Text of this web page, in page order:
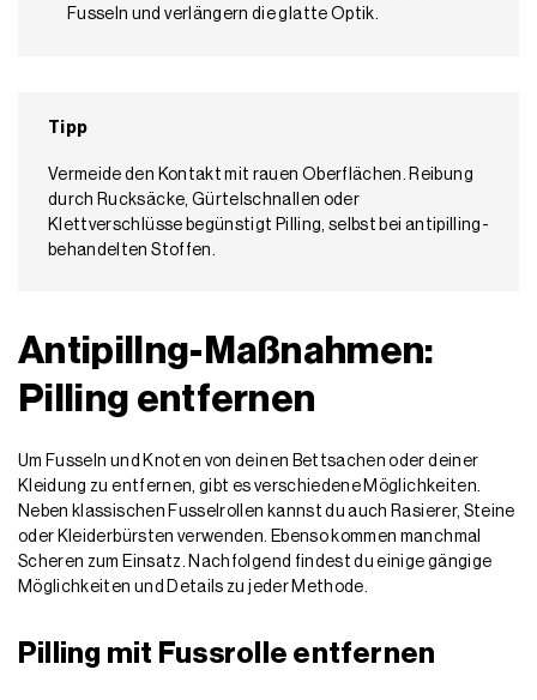
Fusseln und verlängern die glatte Optik.
Tipp
Vermeide den Kontakt mit rauen Oberflächen. Reibung
durch Rucksäcke, Gürtelschnallen oder
Klettverschlüsse begünstigt Pilling, selbst bei antipilling-
behandelten Stoffen.
Antipillng-Maßnahmen:
Pilling entfernen
Um Fusseln und Knoten von deinen Bettsachen oder deiner
Kleidung zu entfernen, gibt es verschiedene Möglichkeiten.
Neben klassischen Fusselrollen kannst du auch Rasierer, Steine
oder Kleiderbürsten verwenden. Ebenso kommen manchmal
Scheren zum Einsatz. Nachfolgend findest du einige gängige
Möglichkeiten und Details zu jeder Methode.
Pilling mit Fussrolle entfernen